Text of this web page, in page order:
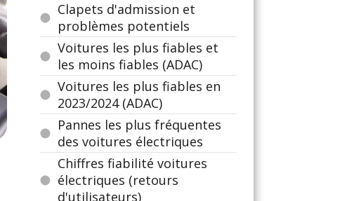
Clapets d'admission et
problèmes potentiels
Voitures les plus fiables et
les moins fiables (ADAC)
Voitures les plus fiables en
2023/2024 (ADAC)
Pannes les plus fréquentes
des voitures électriques
Chiffres fiabilité voitures
électriques (retours
d'utilisateurs)